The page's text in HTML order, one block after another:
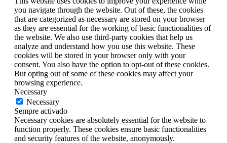
you navigate through the website. Out of these, the cookies
that are categorized as necessary are stored on your browser
as they are essential for the working of basic functionalities of
the website. We also use third-party cookies that help us
analyze and understand how you use this website. These
cookies will be stored in your browser only with your
consent. You also have the option to opt-out of these cookies.
But opting out of some of these cookies may affect your
browsing experience.
Necessary
Necessary
Sempre activado
Necessary cookies are absolutely essential for the website to
function properly. These cookies ensure basic functionalities
and security features of the website, anonymously.